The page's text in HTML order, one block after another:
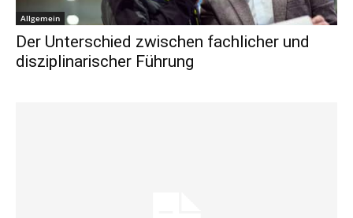
Allgemein
Der Unterschied zwischen fachlicher und
disziplinarischer Führung